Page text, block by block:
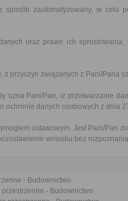
zautomatyzowany, w celu
oraz prawo ich sprostowania,
przyczyn związanych z Pani/Pana
uzna Pani/Pan, iż przetwarzanie
danych osobowych z dnia
ustawowym. Jest Pani/Pan
wniosku bez
- Budownictwo
- Budownictwo